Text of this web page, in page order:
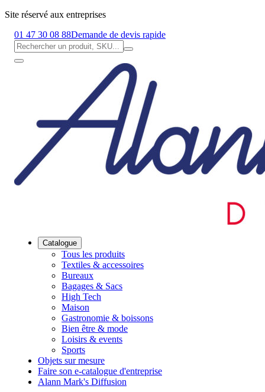
Site réservé aux entreprises
01 47 30 08 88Demande de devis rapide
Catalogue
Tous les produits
Textiles & accessoires
Bureaux
Bagages & Sacs
High Tech
Maison
Gastronomie & boissons
Bien être & mode
Loisirs & events
Sports
Objets sur mesure
Faire son e-catalogue d'entreprise
Alann Mark's Diffusion